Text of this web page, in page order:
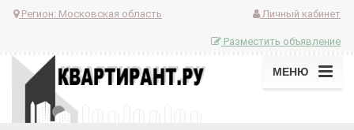
Регион: Московская область Личный кабинет
Разместить объявление
МЕНЮ